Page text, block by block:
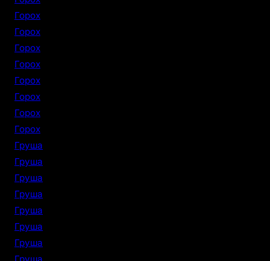
Горох
Горох
Горох
Горох
Горох
Горох
Горох
Горох
Груша
Груша
Груша
Груша
Груша
Груша
Груша